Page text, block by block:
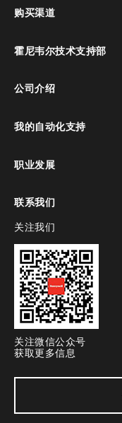
购买渠道
霍尼韦尔技术支持部
公司介绍
我的自动化支持
职业发展
联系我们
toggle view
关注我们
关注微信公众号
获取更多信息